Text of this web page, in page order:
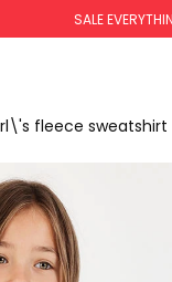
SALE
fleece sweatshirt